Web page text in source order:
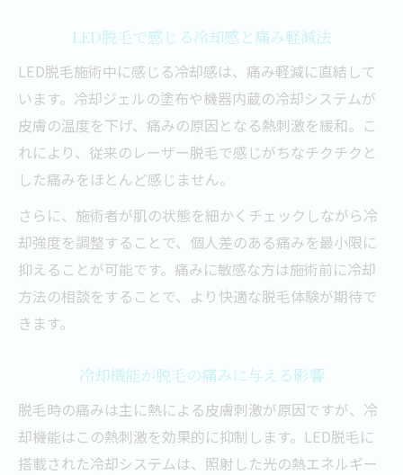
LED脱毛で感じる冷却感と痛み軽減法
LED脱毛施術中に感じる冷却感は、痛み軽減に直結して
います。冷却ジェルの塗布や機器内蔵の冷却システムが
皮膚の温度を下げ、痛みの原因となる熱刺激を緩和。こ
れにより、従来のレーザー脱毛で感じがちなチクチクと
した痛みをほとんど感じません。
さらに、施術者が肌の状態を細かくチェックしながら冷
却強度を調整することで、個人差のある痛みを最小限に
抑えることが可能です。痛みに敏感な方は施術前に冷却
方法の相談をすることで、より快適な脱毛体験が期待で
きます。
冷却機能が脱毛の痛みに与える影響
脱毛時の痛みは主に熱による皮膚刺激が原因ですが、冷
却機能はこの熱刺激を効果的に抑制します。LED脱毛に
搭載された冷却システムは、照射した光の熱エネルギー